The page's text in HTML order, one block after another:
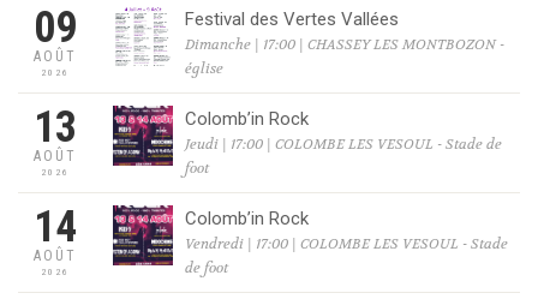
09
AOÛT
2026
Festival des Vertes Vallées
Dimanche | 17:00 | CHASSEY LES MONTBOZON -
église
13
AOÛT
2026
Colomb’in Rock
Jeudi | 17:00 | COLOMBE LES VESOUL - Stade de
foot
14
AOÛT
2026
Colomb’in Rock
Vendredi | 17:00 | COLOMBE LES VESOUL - Stade
de foot